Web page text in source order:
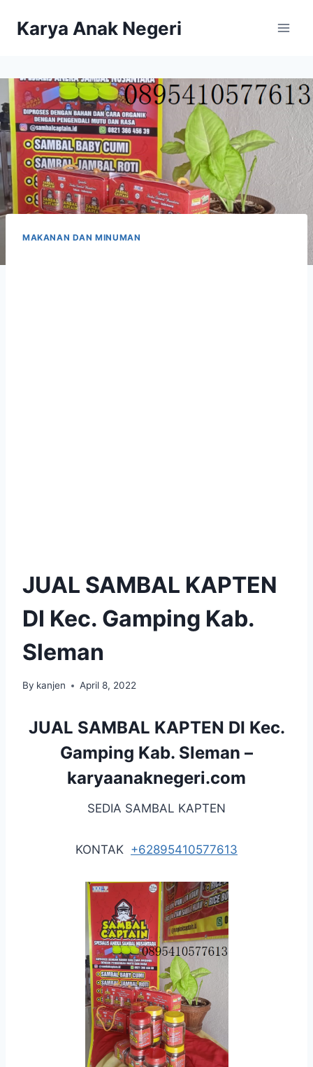
Karya Anak Negeri
MAKANAN DAN MINUMAN
JUAL SAMBAL KAPTEN
DI Kec. Gamping Kab.
Sleman
By kanjen April 8, 2022
JUAL SAMBAL KAPTEN DI Kec.
Gamping Kab. Sleman –
karyaanaknegeri.com
SEDIA SAMBAL KAPTEN
KONTAK +62895410577613